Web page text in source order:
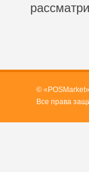
©
Все права